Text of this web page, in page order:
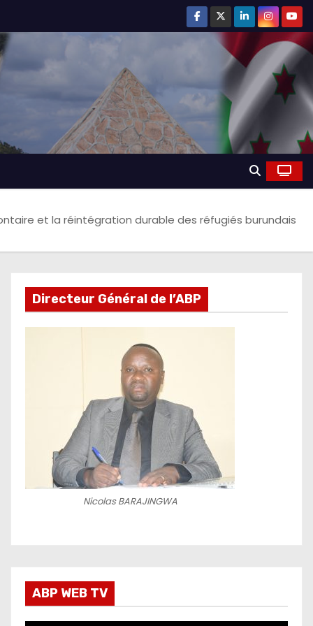
et la réintégration durable des réfugiés burundais
Directeur Général de l’ABP
Nicolas BARAJINGWA
ABP WEB TV